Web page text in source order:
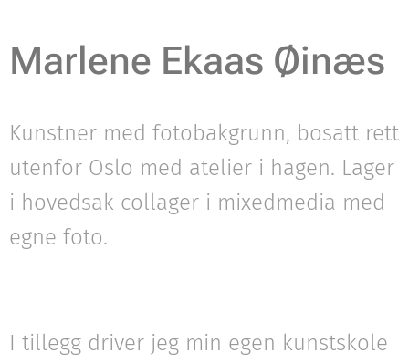
Marlene Ekaas Øinæs
Kunstner med fotobakgrunn, bosatt rett
utenfor Oslo med atelier i hagen. Lager
i hovedsak collager i mixedmedia med
egne foto.
I tillegg driver jeg min egen kunstskole